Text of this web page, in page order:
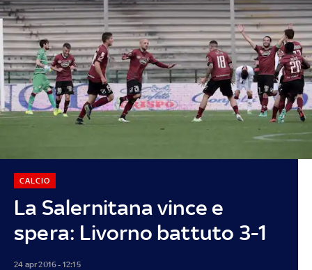
La Salernitana vince e
spera: Livorno battuto 3-1
CALCIO
24 apr 2016 - 12:15